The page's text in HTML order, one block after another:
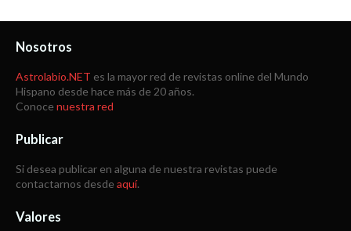
Nosotros
Astrolabio.NET es la mayor red de revistas online del Mundo
Hispano desde hace más de 20 años.
Conoce nuestra red
Publicar
Si desea publicar en alguna de nuestra revistas puede
contactarnos desde aquí.
Valores